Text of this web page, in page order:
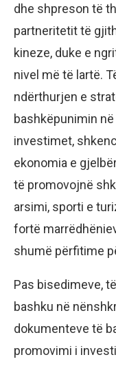
dhe shpreson të
partneritetit të
kineze, duke e
nivel më të lartë.
ndërthurjen e
bashkëpunimin
investimet,
ekonomia e
të promovojnë
arsimi, sporti e
fortë
shumë përfitime
Pas bisedimeve,
bashku në
dokumenteve të
promovimi i